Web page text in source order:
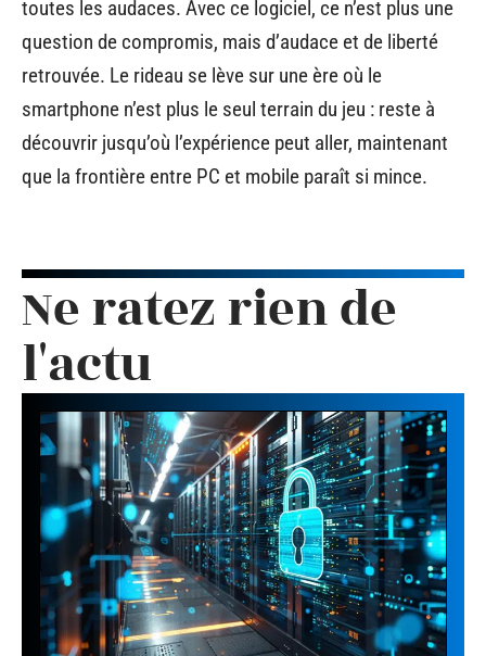
toutes les audaces. Avec ce logiciel, ce n’est plus une
question de compromis, mais d’audace et de liberté
retrouvée. Le rideau se lève sur une ère où le
smartphone n’est plus le seul terrain du jeu : reste à
découvrir jusqu’où l’expérience peut aller, maintenant
que la frontière entre PC et mobile paraît si mince.
Ne ratez rien de
l'actu